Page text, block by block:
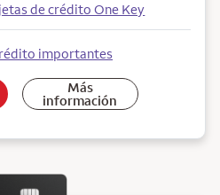
de crédito One Key
importantes
Más
información